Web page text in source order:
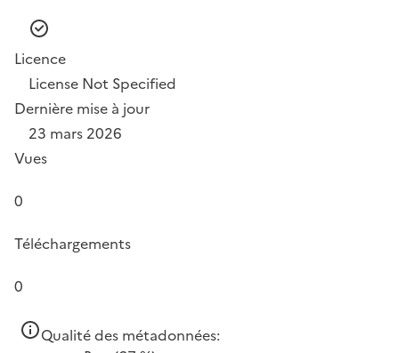
Licence
License Not Specified
Dernière mise à jour
23 mars 2026
Vues
0
Téléchargements
0
Qualité des métadonnées: